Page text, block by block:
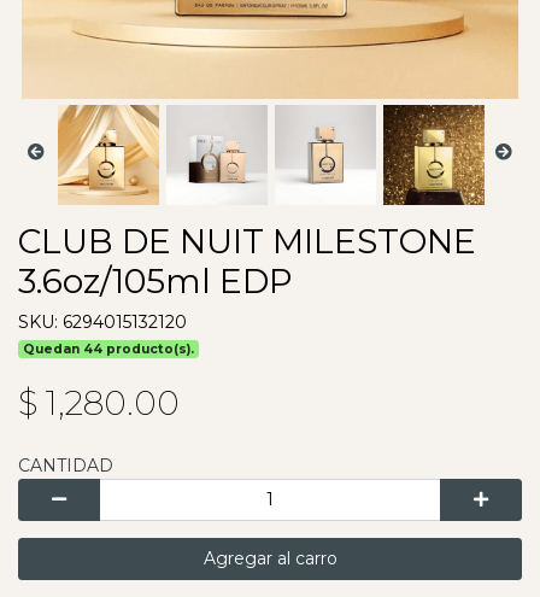
CLUB DE NUIT MILESTONE
3.6oz/105ml EDP
SKU: 6294015132120
Quedan 44 producto(s).
$ 1,280.00
CANTIDAD
Agregar al carro